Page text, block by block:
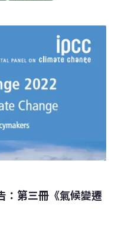
但經過防疫封城和經濟
源智庫「全球能源監
日發表的報告，去年，
大幅下降約13%（從
中電廠的歷史新低。此
也有所下降，從2021年
，舊燃煤發電廠的淘汰
扣。去年退役的燃煤電
：第三冊《氣候變遷